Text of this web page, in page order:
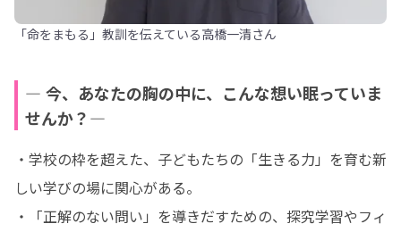
「命をまもる」教訓を伝えている高橋一清さん
― 今、あなたの胸の中に、こんな想い眠っていま
せんか？―
・学校の枠を超えた、子どもたちの「生きる力」を育む新
しい学びの場に関心がある。
・「正解のない問い」を導きだすための、探究学習やフィ